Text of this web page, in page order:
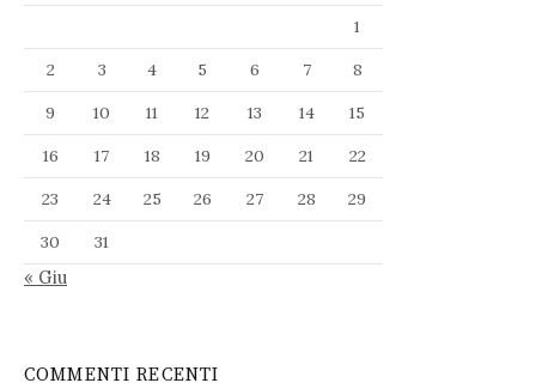
1
2
3 4 5 6 7
8
9
10 11 12 13 14
15
16
17 18 19 20 21
22
23
24 25 26 27 28
29
30
31
« Giu
COMMENTI RECENTI